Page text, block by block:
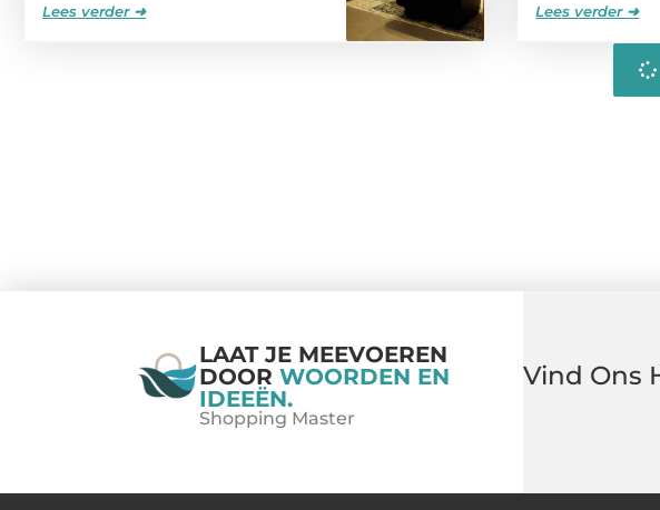
Lees verder ➜ Lees verder ➜
LAAT JE MEEVOEREN
DOOR WOORDEN EN
IDEEËN.
Shopping Master
Vind Ons